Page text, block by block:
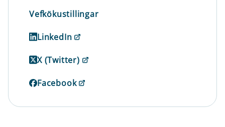
Vefkökustillingar
LinkedIn
X (Twitter)
Facebook